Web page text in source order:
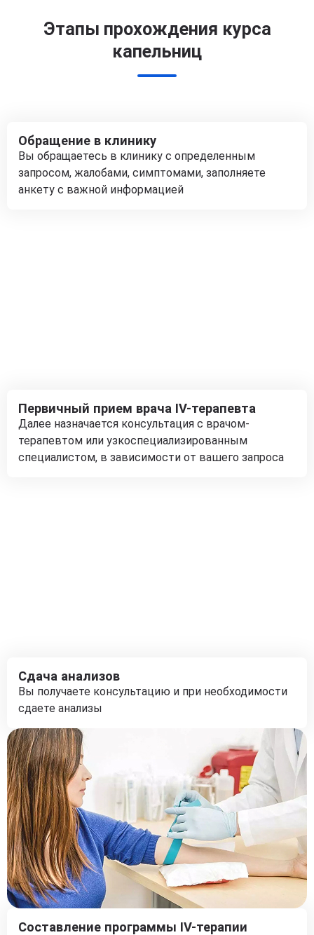
Этапы прохождения курса
капельниц
Обращение в клинику
Вы обращаетесь в клинику с определенным
запросом, жалобами, симптомами, заполняете
анкету с важной информацией
Первичный прием врача IV-терапевта
Далее назначается консультация с врачом-
терапевтом или узкоспециализированным
специалистом, в зависимости от вашего запроса
Сдача анализов
Вы получаете консультацию и при необходимости
сдаете анализы
Составление программы IV-терапии